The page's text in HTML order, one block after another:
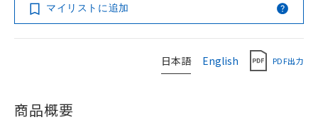
マイリストに追加
日本語 English PDF出力
商品概要